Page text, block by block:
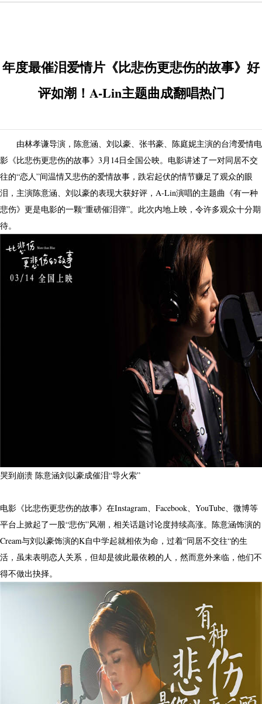
年度最催泪爱情片《比悲伤更悲伤的故事》好
评如潮！A-Lin主题曲成翻唱热门
由林孝谦导演，陈意涵、刘以豪、张书豪、陈庭妮主演的台湾爱情电
影《比悲伤更悲伤的故事》3月14日全国公映。电影讲述了一对同居不交
往的“恋人”间温情又悲伤的爱情故事，跌宕起伏的情节赚足了观众的眼
泪，主演陈意涵、刘以豪的表现大获好评，A-Lin演唱的主题曲《有一种
悲伤》更是电影的一颗“重磅催泪弹”。此次内地上映，令许多观众十分期
待。
哭到崩溃 陈意涵刘以豪成催泪“导火索”
电影《比悲伤更悲伤的故事》在Instagram、Facebook、YouTube、微博等
平台上掀起了一股“悲伤”风潮，相关话题讨论度持续高涨。陈意涵饰演的
Cream与刘以豪饰演的K自中学起就相依为命，过着“同居不交往“的生
活，虽未表明恋人关系，但却是彼此最依赖的人，然而意外来临，他们不
得不做出抉择。